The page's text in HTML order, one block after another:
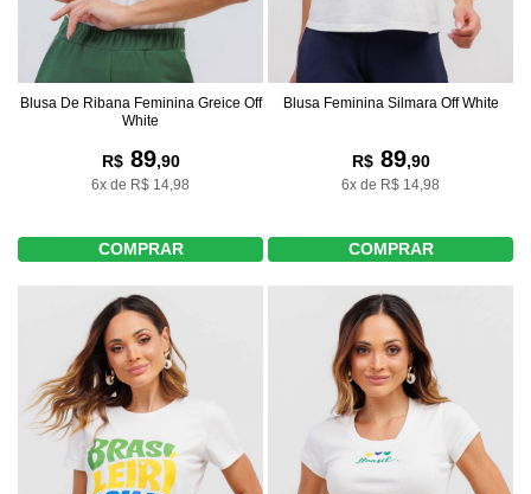
Blusa De Ribana Feminina Greice Off
White
R$89,90
6x de R$ 14,98
COMPRAR
Blusa Feminina Silmara Off White
R$89,90
6x de R$ 14,98
COMPRAR